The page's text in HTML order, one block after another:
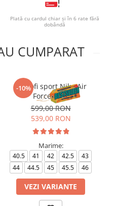
Plată cu cardul chiar și în 6 rate fără
dobândă
CUMPARAT
-10%
Pantofi sport Nike Air
Force 1 '07
599,00 RON
539,00 RON
Marime:
40.5 41 42 42.5
43
44
44.5 45 45.5 46
VEZI VARIANTE